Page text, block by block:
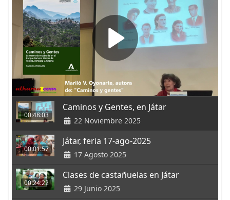
00:48:03
Caminos y Gentes, en Játar
22 Noviembre 2025
00:01:57
Játar, feria 17-ago-2025
17 Agosto 2025
00:24:22
Clases de castañuelas en Játar
29 Junio 2025